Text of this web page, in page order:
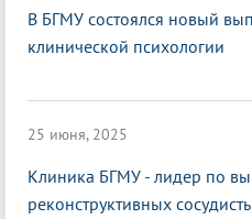
В БГМУ состоялся новый
клинической психологии
25 июня, 2025
Клиника БГМУ - лидер по
реконструктивных